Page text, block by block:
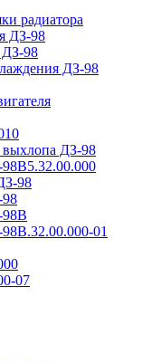
радиатора
ДЗ-98
ДЗ-98
ДЗ-98
выхлопа ДЗ-98
98
98В
01
07